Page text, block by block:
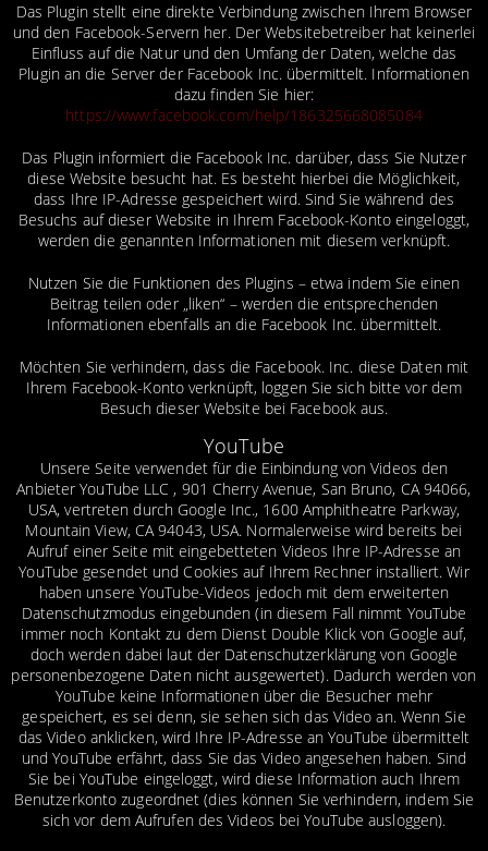
Das Plugin stellt eine direkte Verbindung zwischen Ihrem Browser
und den Facebook-Servern her. Der Websitebetreiber hat keinerlei
Einfluss auf die Natur und den Umfang der Daten, welche das
Plugin an die Server der Facebook Inc. übermittelt. Informationen
dazu finden Sie hier:
https://www.facebook.com/help/186325668085084
Das Plugin informiert die Facebook Inc. darüber, dass Sie Nutzer
diese Website besucht hat. Es besteht hierbei die Möglichkeit,
dass Ihre IP-Adresse gespeichert wird. Sind Sie während des
Besuchs auf dieser Website in Ihrem Facebook-Konto eingeloggt,
werden die genannten Informationen mit diesem verknüpft.
Nutzen Sie die Funktionen des Plugins – etwa indem Sie einen
Beitrag teilen oder „liken“ – werden die entsprechenden
Informationen ebenfalls an die Facebook Inc. übermittelt.
Möchten Sie verhindern, dass die Facebook. Inc. diese Daten mit
Ihrem Facebook-Konto verknüpft, loggen Sie sich bitte vor dem
Besuch dieser Website bei Facebook aus.
YouTube
Unsere Seite verwendet für die Einbindung von Videos den
Anbieter YouTube LLC , 901 Cherry Avenue, San Bruno, CA 94066,
USA, vertreten durch Google Inc., 1600 Amphitheatre Parkway,
Mountain View, CA 94043, USA. Normalerweise wird bereits bei
Aufruf einer Seite mit eingebetteten Videos Ihre IP-Adresse an
YouTube gesendet und Cookies auf Ihrem Rechner installiert. Wir
haben unsere YouTube-Videos jedoch mit dem erweiterten
Datenschutzmodus eingebunden (in diesem Fall nimmt YouTube
immer noch Kontakt zu dem Dienst Double Klick von Google auf,
doch werden dabei laut der Datenschutzerklärung von Google
personenbezogene Daten nicht ausgewertet). Dadurch werden von
YouTube keine Informationen über die Besucher mehr
gespeichert, es sei denn, sie sehen sich das Video an. Wenn Sie
das Video anklicken, wird Ihre IP-Adresse an YouTube übermittelt
und YouTube erfährt, dass Sie das Video angesehen haben. Sind
Sie bei YouTube eingeloggt, wird diese Information auch Ihrem
Benutzerkonto zugeordnet (dies können Sie verhindern, indem Sie
sich vor dem Aufrufen des Videos bei YouTube ausloggen).